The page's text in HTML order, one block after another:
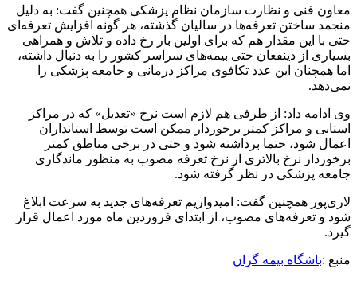
معاون فنی و نظارت سازمان نظام پزشکی همچنین گفت: به دلیل
منجمد ساختن تعرفه‌ها در سالیان گذشته، هر گونه افزایش تعرفه‌ای
حتی با این مقدار هم که برای اولین بار رخ داده و تلاش و همراهی
بسیاری از ذینفعان حتی بیمه‌های سراسر کشور را به دنبال داشته،
اما همچنان این عدد تکافوی مراکز درمانی و جامعه پزشکی را
نمی‌دهد.
وی ادامه داد: از طرفی هم لازم است نرخ «تعدیل» که در مراکز
استانی و مراکز کمتر برخوردار ممکن است توسط استانداران
اعمال شود، حتما برداشته شود و حتی در برخی مناطق کمتر
برخوردار نرخ بالاتری از نرخ تعرفه مصوب به منظور ماندگاری
جامعه پزشکی در نظر گرفته شود.
لاری‌پور همچنین گفت: امیدواریم تعرفه‌های جدید به سرعت ابلاغ
شود و تعرفه‌های مصوب، از ابتدای فروردین ماه مورد اعمال قرار
گیرد.
منبع :باشگاه بیمه گران